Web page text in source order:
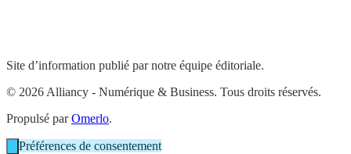
Site d’information publié par notre équipe éditoriale.
© 2026 Alliancy - Numérique & Business. Tous droits réservés.
Propulsé parOmerlo.
Préférences de consentement